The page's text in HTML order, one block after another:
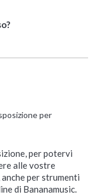
per
per potervi
alle vostre
, anche per strumenti
di Bananamusic.